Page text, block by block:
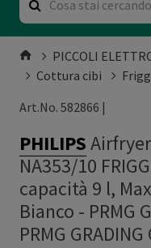
PICCOLI
Cottura cibi
Art.No. 582866 |
PHILIPS
NA353/10
capacità 9 l,
Bianco - PRMG
PRMG